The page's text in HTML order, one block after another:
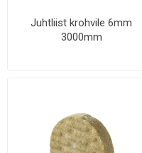
Juhtliist krohvile 6mm
3000mm